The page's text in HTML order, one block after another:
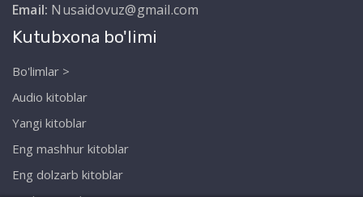
Email: Nusaidovuz@gmail.com
Kutubxona bo'limi
Bo'limlar >
Audio kitoblar
Yangi kitoblar
Eng mashhur kitoblar
Eng dolzarb kitoblar